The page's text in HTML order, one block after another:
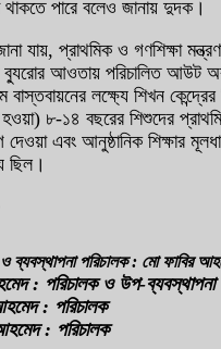
থাকতে পারে বলেও জানায় দুদক।
যায়, প্রাথমিক ও গণশিক্ষা
ব্যুরোর আওতায় পরিচালিত আউট
লক্ষ্যে শিখন
হওয়া) ৮-১৪ বছরের শিশুদের
দেওয়া এবং আনুষ্ঠানিক শিক্ষার
ছিল।
ও ব্যবস্থাপনা পরিচালক : মো ফাবির
: পরিচালক ও উপ-ব্যবস্থাপনা
: পরিচালক
: পরিচালক